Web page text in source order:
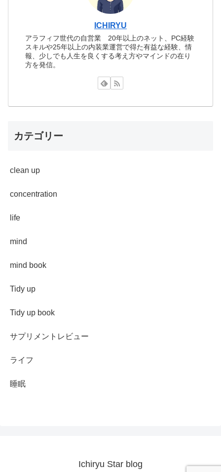
ICHIRYU
アラフィフ世代の自営業 20年以上のネット、PC経験
スキルや25年以上の内装業運営で得た有益な経験、情
報、少しでも人生を良くする考え方やマインドの在り
方を発信。
カテゴリー
clean up
concentration
life
mind
mind book
Tidy up
Tidy up book
サプリメントレビュー
ライフ
睡眠
Ichiryu Star blog